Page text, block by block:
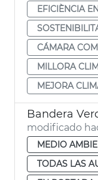
EFICIÈNCIA
CÁMARA
MILLORA
MEJORA
modificado
MEDIO
TODAS LAS